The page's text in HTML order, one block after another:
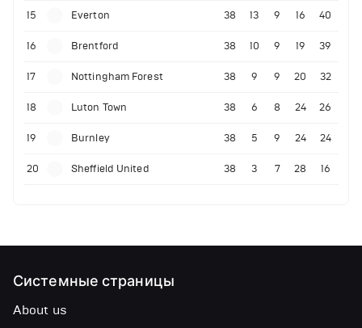
15 Everton 38 13 9 16 40
16 Brentford 38 10 9 19 39
17 Nottingham Forest 38 9 9 20 32
18 Luton Town 38 6 8 24 26
19 Burnley 38 5 9 24 24
20 Sheffield United 38 3 7 28 16
Системные страницы
About us